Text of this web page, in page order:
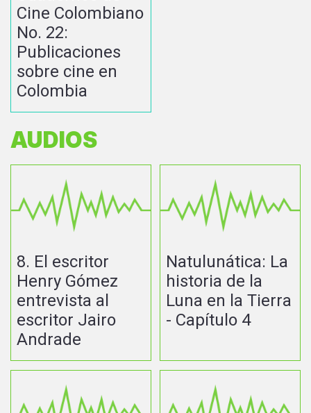
Cine Colombiano
No. 22:
Publicaciones
sobre cine en
Colombia
AUDIOS
8. El escritor
Henry Gómez
entrevista al
escritor Jairo
Andrade
Natulunática: La
historia de la
Luna en la Tierra
- Capítulo 4